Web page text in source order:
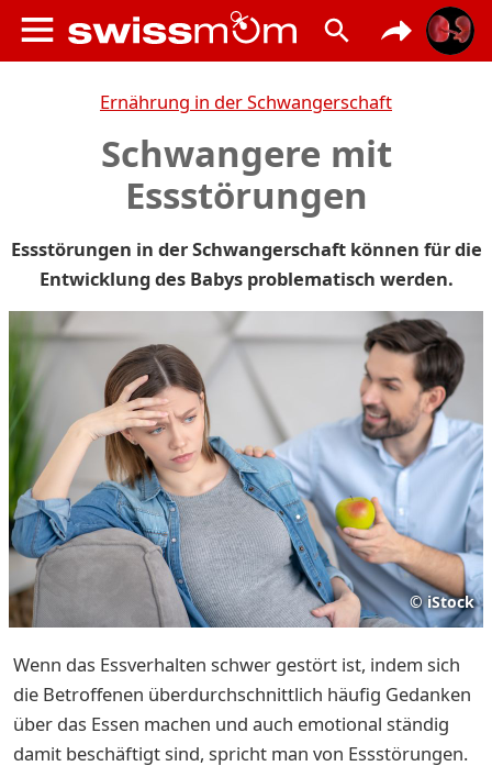
Ernährung in der Schwangerschaft
Schwangere mit
Essstörungen
Essstörungen in der Schwangerschaft können für die
Entwicklung des Babys problematisch werden.
© iStock
Wenn das Essverhalten schwer gestört ist, indem sich
die Betroffenen überdurchschnittlich häufig Gedanken
über das Essen machen und auch emotional ständig
damit beschäftigt sind, spricht man von Essstörungen.